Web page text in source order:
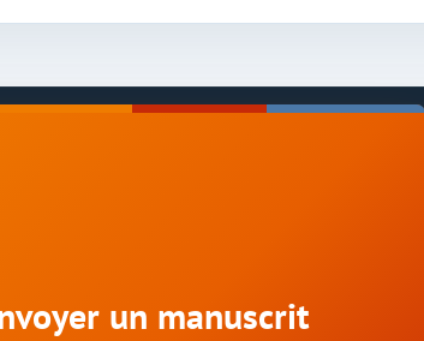
un manuscrit